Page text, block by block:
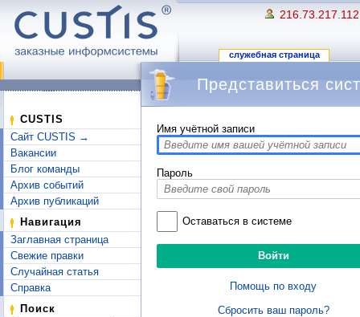
216.73.217.112
служебная страница
CUSTIS
Сайт CUSTIS →
Вакансии
Блог команды
Архив событий
Архив публикаций
Навигация
Заглавная страница
Свежие правки
Случайная статья
Справка
Поиск
Представиться
Имя учётной записи
Пароль
Оставаться в системе
Помощь по входу
Сбросить ваш пароль?